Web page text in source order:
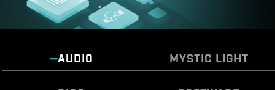
AUDIO MYSTIC LIGHT